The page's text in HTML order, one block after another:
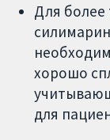
Для более
хорошо
для